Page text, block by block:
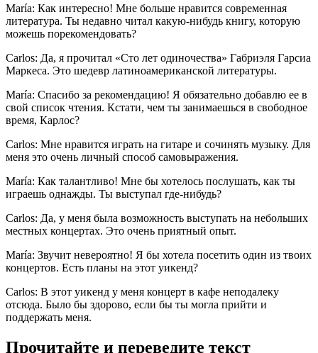
María: Как интересно! Мне больше нравится современная
литература. Ты недавно читал какую-нибудь книгу, которую
можешь порекомендовать?
Carlos: Да, я прочитал «Сто лет одиночества» Габриэля Гарсиа
Маркеса. Это шедевр латиноамериканской литературы.
María: Спасибо за рекомендацию! Я обязательно добавлю ее в
свой список чтения. Кстати, чем ты занимаешься в свободное
время, Карлос?
Carlos: Мне нравится играть на гитаре и сочинять музыку. Для
меня это очень личный способ самовыражения.
María: Как талантливо! Мне бы хотелось послушать, как ты
играешь однажды. Ты выступал где-нибудь?
Carlos: Да, у меня была возможность выступать на небольших
местных концертах. Это очень приятный опыт.
María: Звучит невероятно! Я бы хотела посетить один из твоих
концертов. Есть планы на этот уикенд?
Carlos: В этот уикенд у меня концерт в кафе неподалеку
отсюда. Было бы здорово, если бы ты могла прийти и
поддержать меня.
Прочитайте и переведите текст